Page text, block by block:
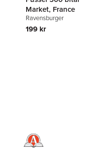
Market, France
Ravensburger
199 kr